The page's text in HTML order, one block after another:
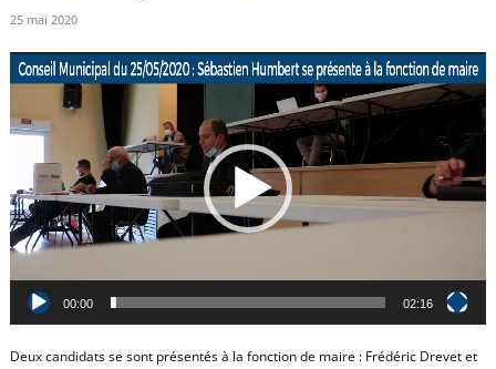
25 mai 2020
Lecteur
vidéo
00:00 02:16
Deux candidats se sont présentés à la fonction de maire : Frédéric Drevet et